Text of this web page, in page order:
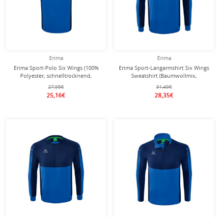
Erima
Erima Sport-Polo Six Wings (100%
Polyester, schnelltrocknend,
angenehmes Tragegefühl)
royalblau/navyblau Herren
27,95€
25,16€
Erima
Erima Sport-Langarmshirt Six Wings
Sweatshirt (Baumwollmix,
funktionell) royalblau/navyblau
Herren
31,49€
28,35€